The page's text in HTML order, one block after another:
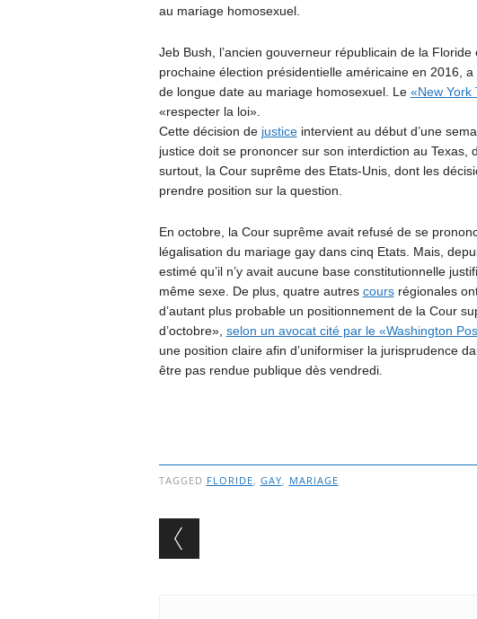
au mariage homosexuel.
Jeb Bush, l’ancien gouverneur républicain de la
prochaine élection présidentielle américaine en 2016,
de longue date au mariage homosexuel. Le «New York
«respecter la loi».
Cette décision de justiceintervient au début d’une
justice doit se prononcer sur son interdiction au Texas,
surtout, la Cour suprême des Etats-Unis, dont les
prendre position sur la question.
En octobre, la Cour suprême avait refusé de se
légalisation du mariage gay dans cinq Etats. Mais,
estimé qu’il n’y avait aucune base constitutionnelle
même sexe. De plus, quatre autres coursrégionales
d’autant plus probable un positionnement de la Cour
d’octobre», selon un avocat cité par le «Washington
une position claire afin d’uniformiser la jurisprudence
être pas rendue publique dès vendredi.
TAGGED FLORIDE, GAY, MARIAGE
Post navigation